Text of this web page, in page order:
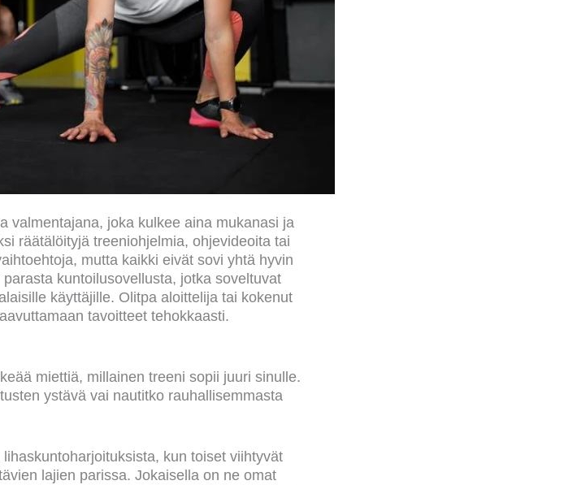
valmentajana, joka kulkee aina mukanasi ja
räätälöityjä treeniohjelmia, ohjevideoita tai
mutta kaikki eivät sovi yhtä hyvin
kuntoilusovellusta, jotka soveltuvat
käyttäjille. Olitpa aloittelija tai kokenut
tavoitteet tehokkaasti.
miettiä, millainen treeni sopii juuri sinulle.
ystävä vai nautitko rauhallisemmasta
kun toiset viihtyvät
lajien parissa. Jokaisella on ne omat